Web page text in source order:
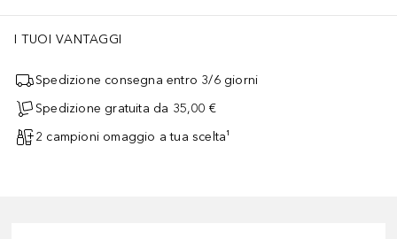
I TUOI VANTAGGI
Spedizione consegna entro 3/6 giorni
Spedizione gratuita da 35,00 €
2 campioni omaggio a tua scelta¹